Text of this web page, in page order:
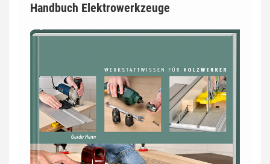
Handbuch Elektrowerkzeuge